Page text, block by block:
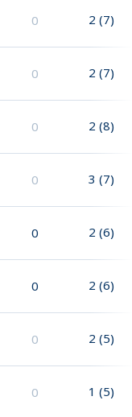
0 2 (7)
0 2 (7)
0 2 (8)
0 3 (7)
0 2 (6)
0 2 (6)
0 2 (5)
0 1 (5)